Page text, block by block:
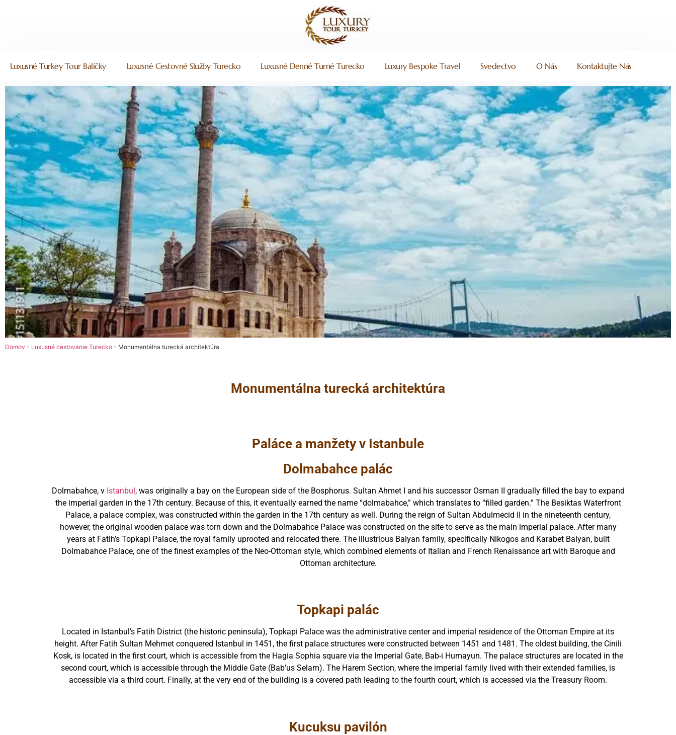
Luxusné Turkey Tour Balíčky Luxusné Cestovné Služby Turecko Luxusné Denné Turné Turecko Luxury Bespoke Travel Svedectvo O Nás Kontaktujte Nás
Domov - Luxusné cestovanie Turecko - Monumentálna turecká architektúra
Monumentálna turecká architektúra
Paláce a manžety v Istanbule
Dolmabahce palác
Dolmabahce, v Istanbul, was originally a bay on the European side of the Bosphorus. Sultan Ahmet I and his successor Osman II gradually filled the bay to expand
the imperial garden in the 17th century. Because of this, it eventually earned the name “dolmabahce,” which translates to “filled garden.” The Besiktas Waterfront
Palace, a palace complex, was constructed within the garden in the 17th century as well. During the reign of Sultan Abdulmecid II in the nineteenth century,
however, the original wooden palace was torn down and the Dolmabahce Palace was constructed on the site to serve as the main imperial palace. After many
years at Fatih’s Topkapi Palace, the royal family uprooted and relocated there. The illustrious Balyan family, specifically Nikogos and Karabet Balyan, built
Dolmabahce Palace, one of the finest examples of the Neo-Ottoman style, which combined elements of Italian and French Renaissance art with Baroque and
Ottoman architecture.
Topkapi palác
Located in Istanbul’s Fatih District (the historic peninsula), Topkapi Palace was the administrative center and imperial residence of the Ottoman Empire at its
height. After Fatih Sultan Mehmet conquered Istanbul in 1451, the first palace structures were constructed between 1451 and 1481. The oldest building, the Cinili
Kosk, is located in the first court, which is accessible from the Hagia Sophia square via the Imperial Gate, Bab-i Humayun. The palace structures are located in the
second court, which is accessible through the Middle Gate (Bab’us Selam). The Harem Section, where the imperial family lived with their extended families, is
accessible via a third court. Finally, at the very end of the building is a covered path leading to the fourth court, which is accessed via the Treasury Room.
Kucuksu pavilón